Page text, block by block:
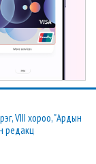
VIII хороо, "Ардын
редакц